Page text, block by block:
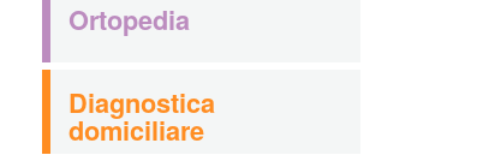
Ortopedia
Diagnostica
domiciliare